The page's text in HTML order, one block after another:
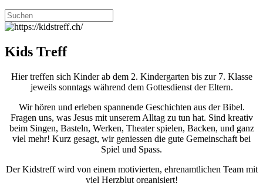
Kids Treff
Hier treffen sich Kinder ab dem 2. Kindergarten bis zur 7. Klasse
jeweils sonntags während dem Gottesdienst der Eltern.
Wir hören und erleben spannende Geschichten aus der Bibel.
Fragen uns, was Jesus mit unserem Alltag zu tun hat. Sind kreativ
beim Singen, Basteln, Werken, Theater spielen, Backen, und ganz
viel mehr! Kurz gesagt, wir geniessen die gute Gemeinschaft bei
Spiel und Spass.
Der Kidstreff wird von einem motivierten, ehrenamtlichen Team mit
viel Herzblut organisiert!